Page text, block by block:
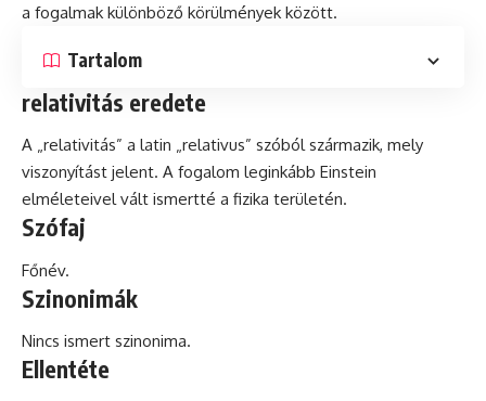
a fogalmak különböző körülmények között.
Tartalom
relativitás eredete
A „relativitás” a latin „relativus” szóból származik, mely
viszonyítást jelent. A fogalom leginkább Einstein
elméleteivel vált ismertté a fizika területén.
Szófaj
Főnév.
Szinonimák
Nincs ismert szinonima.
Ellentéte